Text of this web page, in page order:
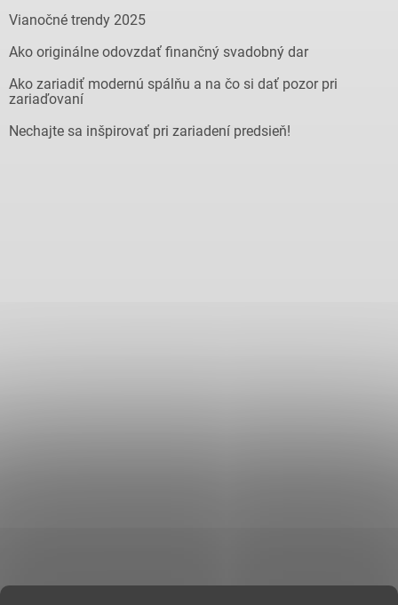
Vianočné trendy 2025
Ako originálne odovzdať finančný svadobný dar
Ako zariadiť modernú spálňu a na čo si dať pozor pri
zariaďovaní
Nechajte sa inšpirovať pri zariadení predsieň!